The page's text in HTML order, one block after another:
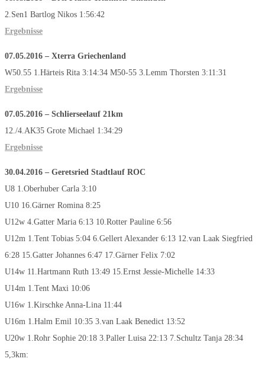
2.Sen1 Bartlog Nikos 1:56:42
Ergebnisse
07.05.2016 – Xterra Griechenland
W50.55 1.Härteis Rita 3:14:34 M50-55 3.Lemm Thorsten 3:11:31
Ergebnisse
07.05.2016 – Schlierseelauf 21km
12./4.AK35 Grote Michael 1:34:29
Ergebnisse
30.04.2016 – Geretsried Stadtlauf ROC
U8 1.Oberhuber Carla 3:10
U10 16.Gärner Romina 8:25
U12w 4.Gatter Maria 6:13 10.Rotter Pauline 6:56
U12m 1.Tent Tobias 5:04 6.Gellert Alexander 6:13 12.van Laak Siegfried
6:28 15.Gatter Johannes 6:47 17.Gärner Felix 7:02
U14w 11.Hartmann Ruth 13:49 15.Ernst Jessie-Michelle 14:33
U14m 1.Tent Maxi 10:06
U16w 1.Kirschke Anna-Lina 11:44
U16m 1.Halm Emil 10:35 3.van Laak Benedict 13:52
U20w 1.Rohr Sophie 20:18 3.Paller Luisa 22:13 7.Schultz Tanja 28:34
5,3km: